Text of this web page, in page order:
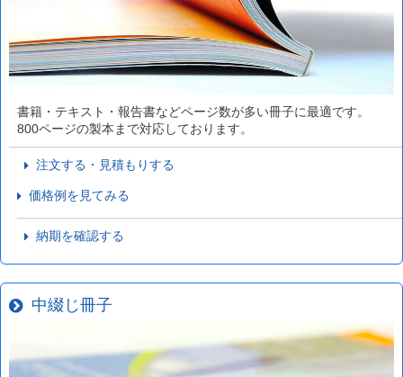
書籍・テキスト・報告書などページ数が多い冊子に最適です。
800ページの製本まで対応しております。
注文する・見積もりする
価格例を見てみる
納期を確認する
中綴じ冊子